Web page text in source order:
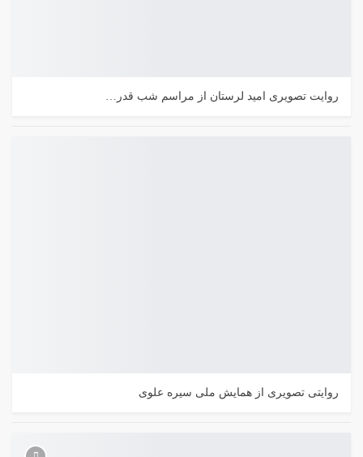
روایت تصویری امید لرستان از مراسم شب قدر…
روایتی تصویری از همایش ملی سیره علوی